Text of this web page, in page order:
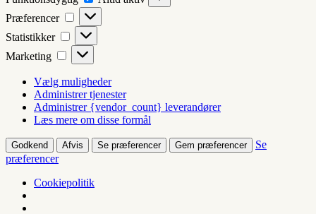
Præferencer
Præferencer
Statistikker Statistikker
Marketing Marketing
Vælg muligheder
Administrer tjenester
Administrer {vendor_count} leverandører
Læs mere om disse formål
Godkend Afvis Se præferencer Gem præferencer
Se
præferencer
Cookiepolitik